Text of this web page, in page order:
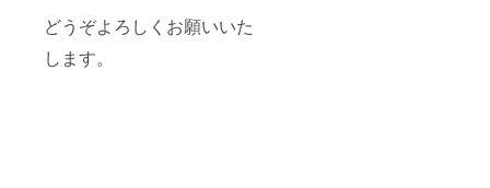
どうぞよろしくお願いいた
します。